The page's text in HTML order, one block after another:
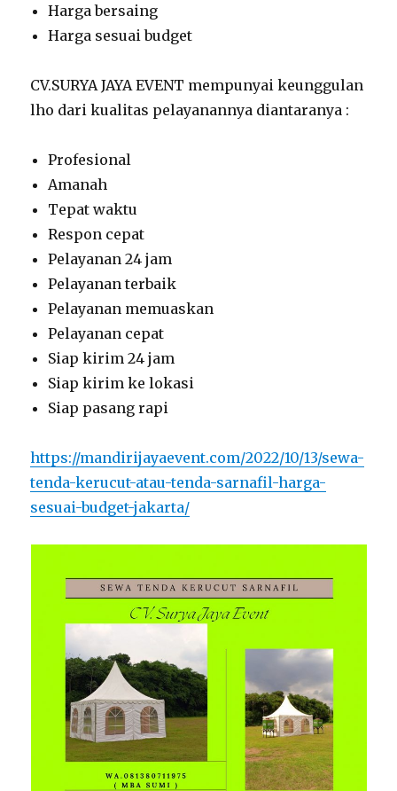
Harga bersaing
Harga sesuai budget
CV.SURYA JAYA EVENT mempunyai keunggulan
lho dari kualitas pelayanannya diantaranya :
Profesional
Amanah
Tepat waktu
Respon cepat
Pelayanan 24 jam
Pelayanan terbaik
Pelayanan memuaskan
Pelayanan cepat
Siap kirim 24 jam
Siap kirim ke lokasi
Siap pasang rapi
https://mandirijayaevent.com/2022/10/13/sewa-
tenda-kerucut-atau-tenda-sarnafil-harga-
sesuai-budget-jakarta/